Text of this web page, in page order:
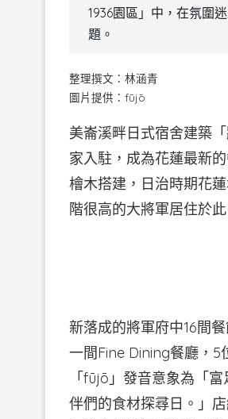
1936園區」中，在氛圍
題。
整理撰文：林涵青
圖片提供：fūjō
美崙溪畔日式宿舍建築
家入駐，成為花蓮最新
檜木搭建，日治時期花
階很高的大將軍居住於
新落成的將軍府中16間
一間Fine Dining餐廳，5
「fūjō」發音意象為「
伴們的食材探尋日。」